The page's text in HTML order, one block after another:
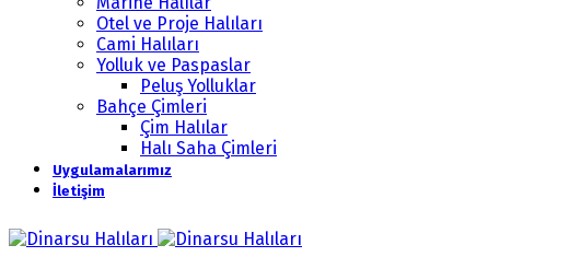
Otel ve Proje Halıları
Cami Halıları
Yolluk ve Paspaslar
Peluş Yolluklar
Bahçe Çimleri
Çim Halılar
Halı Saha Çimleri
Uygulamalarımız
İletişim